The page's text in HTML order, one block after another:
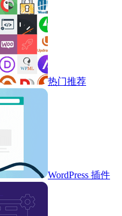
热门推荐
WordPress 插件